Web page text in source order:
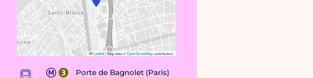
Leaflet|Map data ©OpenStreetMapcontributors
Porte de Bagnolet (Paris)